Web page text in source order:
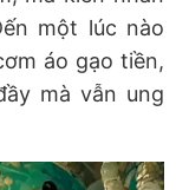
một lúc nào
áo gạo tiền,
mà vẫn ung